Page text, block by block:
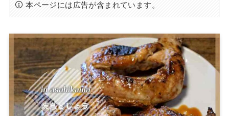
本ページには広告が含まれています。